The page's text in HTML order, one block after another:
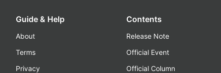
Guide & Help
About
Terms
Privacy
Contents
Release Note
Official Event
Official Column